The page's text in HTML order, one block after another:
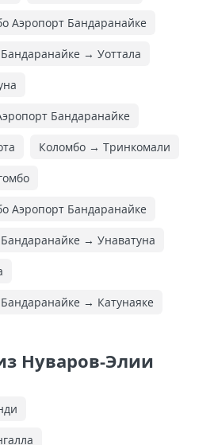
Аэропорт Бандаранайке
→ Уоттала
Бандаранайке
Коломбо → Тринкомали
Аэропорт Бандаранайке
→ Унаватуна
→ Катунаяке
Нуваров-Элии